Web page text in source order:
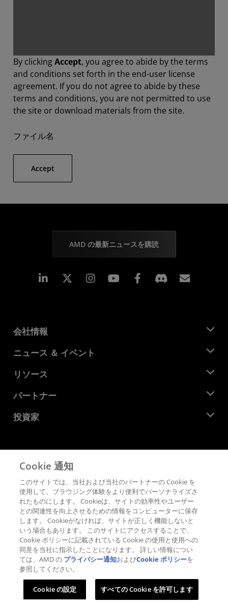
By clickingAccept, you agree to abide by the terms
and conditions set forth in the end-user license
agreement. If you do not agree to abide by these
terms and conditions, you are not permitted to use
the site or download materials from the site.
ファイル名
Accept
AMD の最新ニュースを購読
Linkedin Instagram Facebook
会社情報
AMD について
企業責任
キャリア
お問い合わせ
ニュース ＆ イベント
ニュースルーム
メディア ライブラリ
リソース
デベロッパー セントラル
ケース スタディ
パートナー
AMD パートナー ハブ
投資家
財務情報
取締役会
SEC 提出書類
プライバシー
商標
サプライ チェーンの透明性
公正でオープンな競争
英国税務戦略
Cookie ポリシー
Cookie の設定
Cookie 通知
このサイトでは、当社および当社のパートナーの Cookie を
使用して、ブラウジング体験をより便利でパーソナライズさ
れたものにします。 Cookieは、サイトの効率性やユーザー
との関連性を向上させるための情報をコンピューターに保存
します。 Cookieがなければ、サイトが正しく機能しないと
いう場合もあります。 このサイトにアクセスすることで、
Cookie ポリシーに記載されている Cookie の使用と使用への
同意を当社に指示したことになります。 詳しい情報につい
ては、AMD の プライバシー通知およびCookie ポリシーを
参照してください。
Cookie の設定 すべての Cookie を許可します